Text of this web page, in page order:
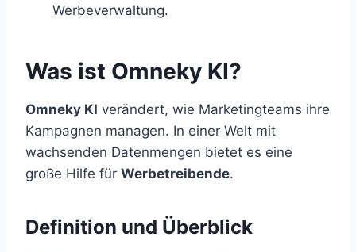
Werbeverwaltung.
Was ist Omneky KI?
Omneky KI verändert, wie Marketingteams ihre
Kampagnen managen. In einer Welt mit
wachsenden Datenmengen bietet es eine
große Hilfe für Werbetreibende.
Definition und Überblick